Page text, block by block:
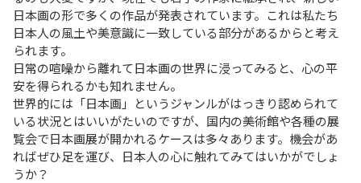
日本画の形で多くの作品が発表されています。これは私たち
日本人の風土や美意識に一致している部分があるからと考え
られます。
日常の喧噪から離れて日本画の世界に浸ってみると、心の平
安を得られるかも知れません。
世界的には「日本画」というジャンルがはっきり認められて
いる状況とはいいがたいのですが、国内の美術館や各種の展
覧会で日本画展が開かれるケースは多々あります。機会があ
ればぜひ足を運び、日本人の心に触れてみてはいかがでしょ
うか？